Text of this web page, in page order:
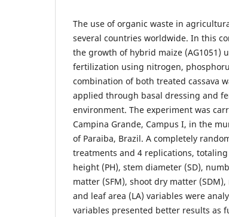
The use of organic waste in
several countries worldwide. In this
the growth of hybrid maize (AG1051)
fertilization using nitrogen,
combination of both treated cassava
applied through basal dressing and
environment. The experiment was
Campina Grande, Campus I, in the
of Paraiba, Brazil. A completely
treatments and 4 replications,
height (PH), stem diameter (SD),
matter (SFM), shoot dry matter
and leaf area (LA) variables were
variables presented better results as